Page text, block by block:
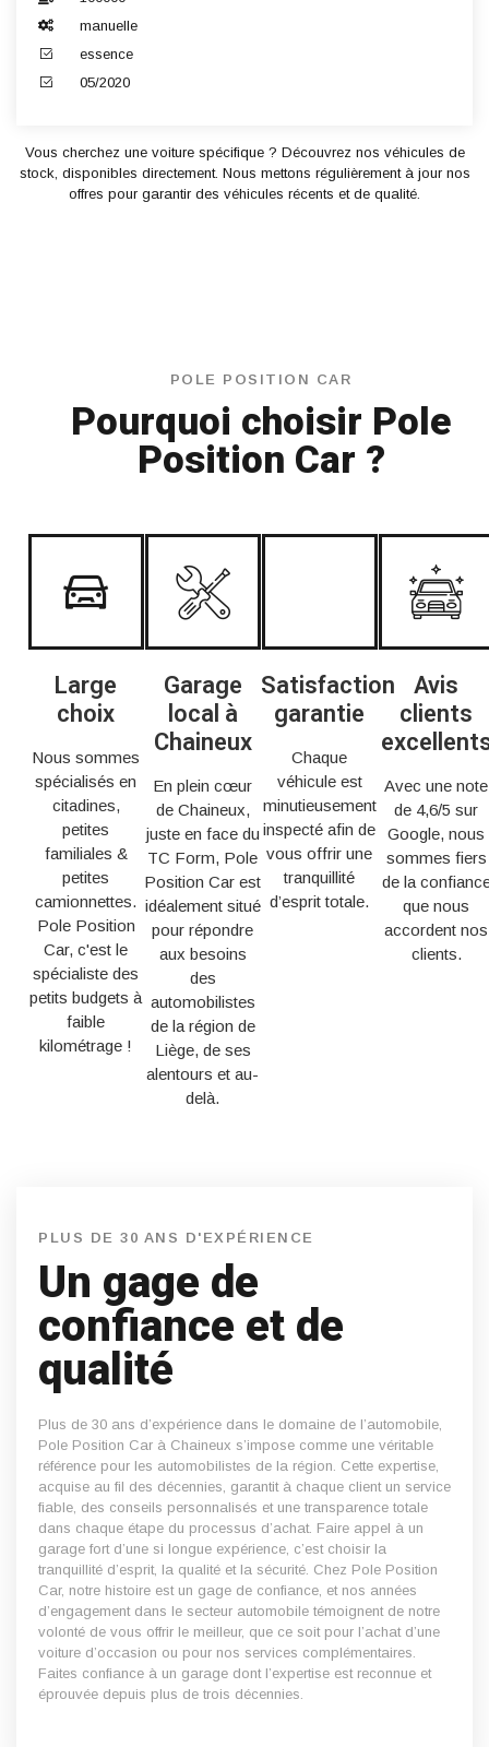
manuelle
essence
05/2020
Vous cherchez une voiture spécifique ? Découvrez nos véhicules de
stock, disponibles directement. Nous mettons régulièrement à jour nos
offres pour garantir des véhicules récents et de qualité.
POLE POSITION CAR
Pourquoi choisir Pole
Position Car ?
Large
choix
Nous sommes
spécialisés en
citadines,
petites
familiales &
petites
camionnettes.
Pole Position
Car, c'est le
spécialiste des
petits budgets à
faible
kilométrage !
Garage
local à
Chaineux
En plein cœur
de Chaineux,
juste en face du
TC Form, Pole
Position Car est
idéalement situé
pour répondre
aux besoins
des
automobilistes
de la région de
Liège, de ses
alentours et au-
delà.
Satisfaction
garantie
Chaque
véhicule est
minutieusement
inspecté afin de
vous offrir une
tranquillité
d’esprit totale.
Avis
clients
Avec une note
de 4,6/5 sur
Google, nous
sommes fiers
de la
que nous
accordent nos
clients.
PLUS DE 30 ANS D'EXPÉRIENCE
Un gage de
confiance et de
qualité
Plus de 30 ans d’expérience dans le domaine de l’automobile,
Pole Position Car à Chaineux s’impose comme une véritable
référence pour les automobilistes de la région. Cette expertise,
acquise au fil des décennies, garantit à chaque client un service
fiable, des conseils personnalisés et une transparence totale
dans chaque étape du processus d’achat. Faire appel à un
garage fort d’une si longue expérience, c’est choisir la
tranquillité d’esprit, la qualité et la sécurité. Chez Pole Position
Car, notre histoire est un gage de confiance, et nos années
d’engagement dans le secteur automobile témoignent de notre
volonté de vous offrir le meilleur, que ce soit pour l’achat d’une
voiture d’occasion ou pour nos services complémentaires.
Faites confiance à un garage dont l’expertise est reconnue et
éprouvée depuis plus de trois décennies.